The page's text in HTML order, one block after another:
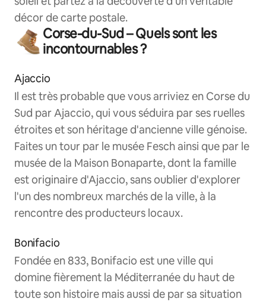
décor de carte postale.
Corse-du-Sud – Quels sont les
incontournables ?
Ajaccio
Il est très probable que vous arriviez en Corse du
Sud par Ajaccio, qui vous séduira par ses ruelles
étroites et son héritage d'ancienne ville génoise.
Faites un tour par le musée Fesch ainsi que par le
musée de la Maison Bonaparte, dont la famille
est originaire d'Ajaccio, sans oublier d'explorer
l'un des nombreux marchés de la ville, à la
rencontre des producteurs locaux.
Bonifacio
Fondée en 833, Bonifacio est une ville qui
domine fièrement la Méditerranée du haut de
toute son histoire mais aussi de par sa situation